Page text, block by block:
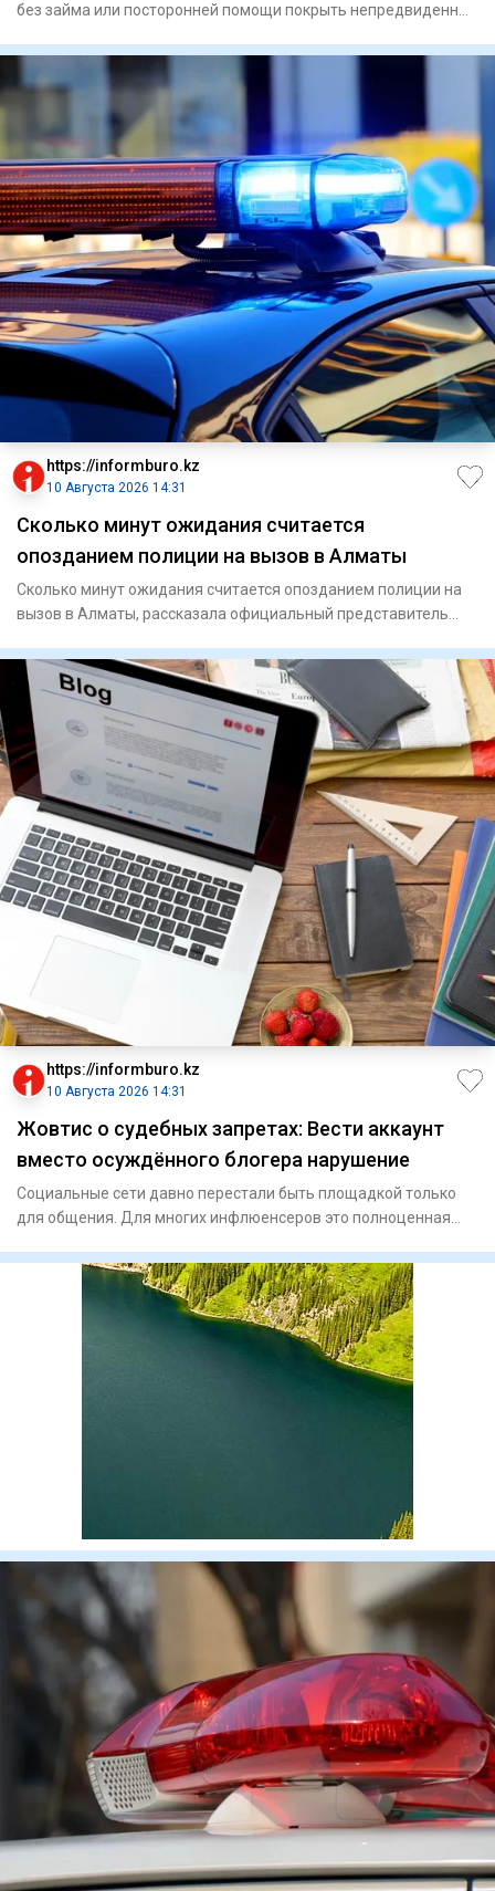
без займа или посторонней помощи покрыть непредвиденные
https://informburo.kz
10 Августа 2026 14:31
Сколько минут ожидания считается
опозданием полиции на вызов в Алматы
Сколько минут ожидания считается опозданием полиции на
вызов в Алматы, рассказала официальный представитель
https://informburo.kz
10 Августа 2026 14:31
Жовтис о судебных запретах: Вести аккаунт
вместо осуждённого блогера нарушение
Социальные сети давно перестали быть площадкой только
для общения. Для многих инфлюенсеров это полноценная